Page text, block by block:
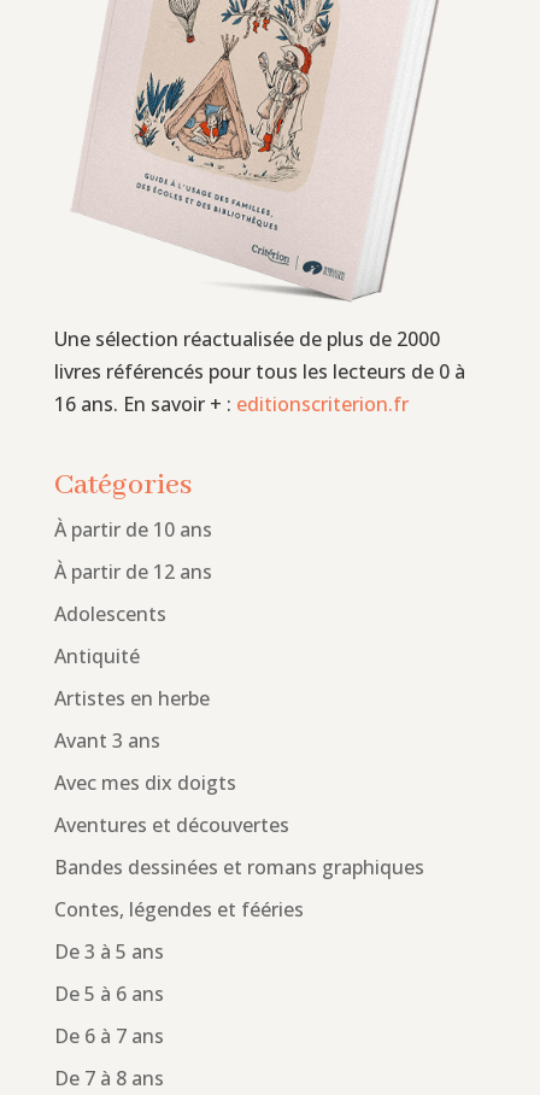
Une sélection réactualisée de plus de 2000
livres référencés pour tous les lecteurs de 0 à
16 ans. En savoir + : editionscriterion.fr
Catégories
À partir de 10 ans
À partir de 12 ans
Adolescents
Antiquité
Artistes en herbe
Avant 3 ans
Avec mes dix doigts
Aventures et découvertes
Bandes dessinées et romans graphiques
Contes, légendes et fééries
De 3 à 5 ans
De 5 à 6 ans
De 6 à 7 ans
De 7 à 8 ans